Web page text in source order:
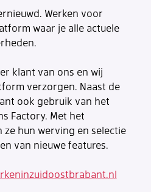
Werken voor
waar je alle actuele
klant van ons en wij
verzorgen. Naast de
ook gebruik van het
Factory. Met het
hun werving en selectie
van nieuwe features.